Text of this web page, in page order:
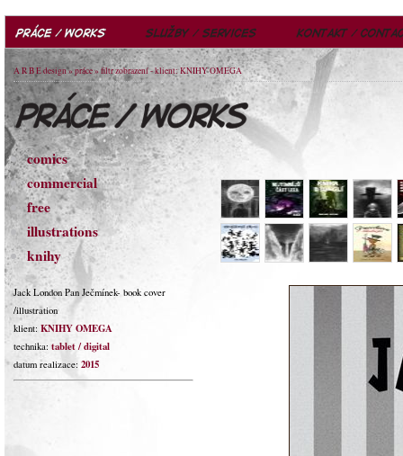
A R B E design» práce» filtr zobrazení - klient: KNIHY OMEGA
comics
commercial
free
illustrations
knihy
Jack London Pan Ječmínek- book cover
/illustration
klient: KNIHY OMEGA
technika: tablet / digital
datum realizace: 2015